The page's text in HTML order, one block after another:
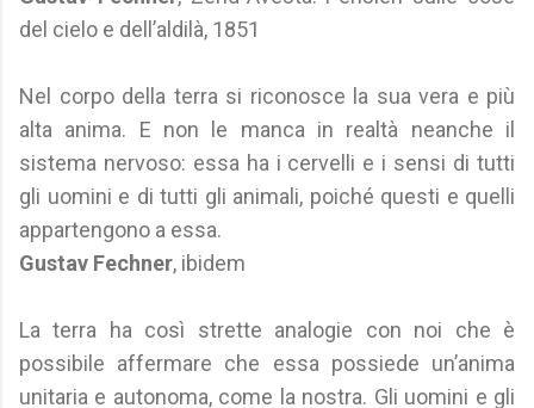
del cielo e dell’aldilà, 1851
Nel corpo della terra si riconosce la sua vera e più
alta anima. E non le manca in realtà neanche il
sistema nervoso: essa ha i cervelli e i sensi di tutti
gli uomini e di tutti gli animali, poiché questi e quelli
appartengono a essa.
Gustav Fechner, ibidem
La terra ha così strette analogie con noi che è
possibile affermare che essa possiede un’anima
unitaria e autonoma, come la nostra. Gli uomini e gli